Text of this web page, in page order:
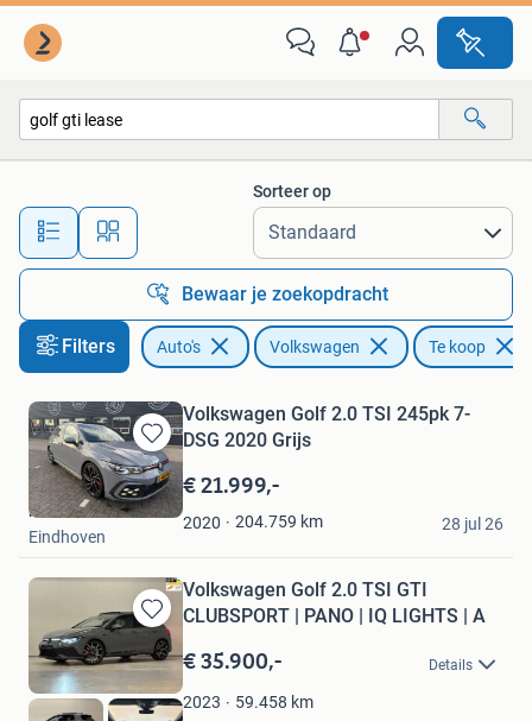
Alle afstanden…
Sorteer op
Bewaar je zoekopdracht
Filters Auto's Volkswagen Te koop
Bewaren
in
Mijn
Favorieten
Volkswagen Golf 2.0 TSI 245pk 7-
DSG 2020 Grijs
€ 21.999,-
2020 204.759 km
hans
Eindhoven
28 jul 26
Bewaren
in
Mijn
Favorieten
Volkswagen Golf 2.0 TSI GTI
CLUBSPORT | PANO | IQ LIGHTS | A
€ 35.900,- Details
2023 59.458 km